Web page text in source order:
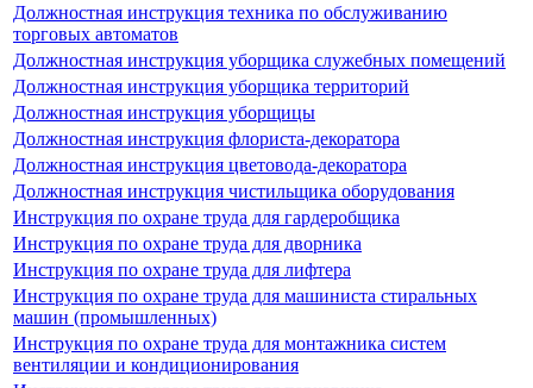
Должностная инструкция техника по обслуживанию
торговых автоматов
Должностная инструкция уборщика служебных помещений
Должностная инструкция уборщика территорий
Должностная инструкция уборщицы
Должностная инструкция флориста-декоратора
Должностная инструкция цветовода-декоратора
Должностная инструкция чистильщика оборудования
Инструкция по охране труда для гардеробщика
Инструкция по охране труда для дворника
Инструкция по охране труда для лифтера
Инструкция по охране труда для машиниста стиральных
машин (промышленных)
Инструкция по охране труда для монтажника систем
вентиляции и кондиционирования